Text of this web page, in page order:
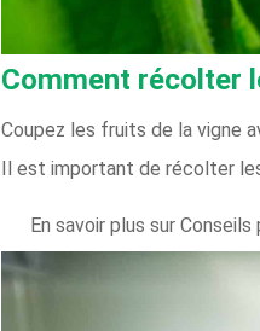
Comment récolter
Coupez les fruits de la vigne
Il est important de récolter
En savoir plus sur